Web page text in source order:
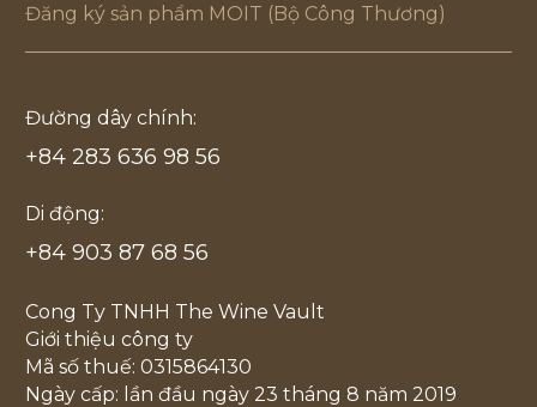
Đăng ký sản phẩm MOIT (Bộ Công Thương)
Đường dây chính:
+84 283 636 98 56
Di động:
+84 903 87 68 56
Cong Ty TNHH The Wine Vault
Giới thiệu công ty
Mã số thuế: 0315864130
Ngày cấp: lần đầu ngày 23 tháng 8 năm 2019